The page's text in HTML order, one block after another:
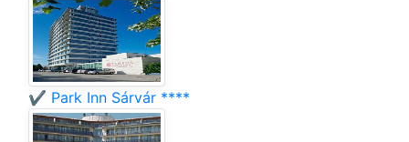
✔️ Park Inn Sárvár ****